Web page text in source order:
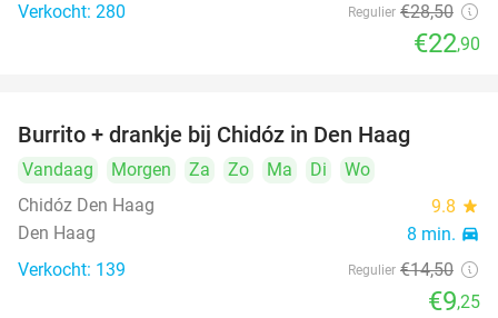
Verkocht: 280 Regulier €28,50
€22,90
Burrito + drankje bij Chidóz in Den Haag
Vandaag Morgen Za Zo Ma Di
Wo
Chidóz Den Haag
9.8 star
Den Haag 8 min. directions_car
Verkocht: 139 Regulier €14,50
€9,25